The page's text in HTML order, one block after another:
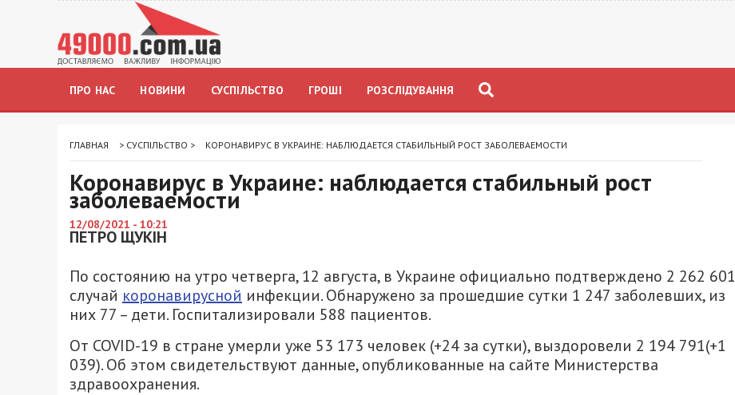
ПРО НАС НОВИНИ СУСПІЛЬСТВО ГРОШІ РОЗСЛІДУВАННЯ
ГЛАВНАЯ > СУСПІЛЬСТВО > КОРОНАВИРУС В УКРАИНЕ: НАБЛЮДАЕТСЯ СТАБИЛЬНЫЙ РОСТ ЗАБОЛЕВАЕМОСТИ
Коронавирус в Украине: наблюдается стабильный рост
заболеваемости
12/08/2021 - 10:21
ПЕТРО ЩУКІН
По состоянию на утро четверга, 12 августа, в Украине официально подтверждено 2 262 601
случай коронавирусной инфекции. Обнаружено за прошедшие сутки 1 247 заболевших, из
них 77 – дети. Госпитализировали 588 пациентов.
От COVID-19 в стране умерли уже 53 173 человек (+24 за сутки), выздоровели 2 194 791(+1
039). Об этом свидетельствуют данные, опубликованные на сайте Министерства
здравоохранения.